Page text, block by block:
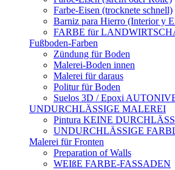
Farbe-Eisen (trocknete schnell)
Barniz para Hierro (Interior y
FARBE für
Fußboden-Farben
Zündung für Boden
Malerei-Boden innen
Malerei für daraus
Politur für Boden
Suelos 3D / Epoxi
UNDURCHLÄSSIGE MALEREI
Pintura KEINE
UNDURCHLÄSSIGE
Malerei für Fronten
Preparation of Walls
WEIßE FARBE-FASSADEN